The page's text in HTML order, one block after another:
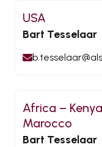
USA
Bart Tesselaar
Africa –
Marocco
Bart Tesselaar